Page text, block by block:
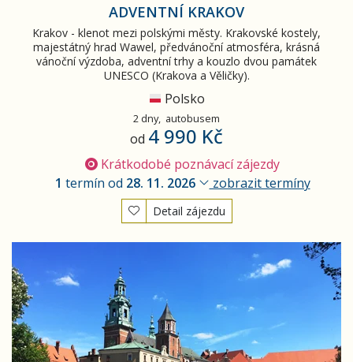
ADVENTNÍ KRAKOV
Krakov - klenot mezi polskými městy. Krakovské kostely,
majestátný hrad Wawel, předvánoční atmosféra, krásná
vánoční výzdoba, adventní trhy a kouzlo dvou památek
UNESCO (Krakova a Věličky).
Polsko
2 dny, autobusem
od 4 990 Kč
Krátkodobé poznávací zájezdy
1 termín od 28. 11. 2026 zobrazit termíny
Detail zájezdu